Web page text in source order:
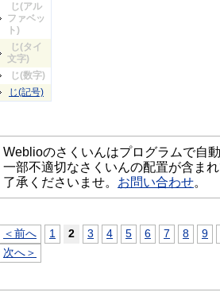
じ(アル
ファベッ
ト)
じ(タイ
文字)
じ(数字)
じ(記号)
Weblioのさくいんはプログラムで自
一部不適切なさくいんの配置が含ま
了承くださいませ。 お問い合わせ。
＜前へ 1 2 3 4 5 6 7 8
9
次へ＞